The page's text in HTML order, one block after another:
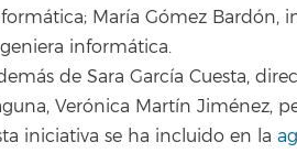
María Gómez Bardón,
informática.
de Sara García Cuesta,
Verónica Martín Jiménez,
iniciativa se ha incluido en la